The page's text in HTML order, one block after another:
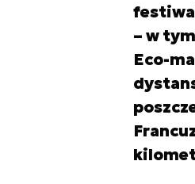
– w
Eco-